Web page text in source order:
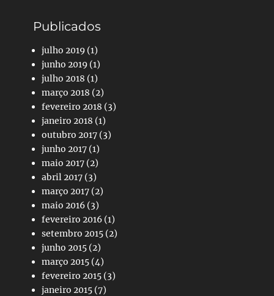
Publicados
julho 2019 (1)
junho 2019 (1)
julho 2018 (1)
março 2018 (2)
fevereiro 2018 (3)
janeiro 2018 (1)
outubro 2017 (3)
junho 2017 (1)
maio 2017 (2)
abril 2017 (3)
março 2017 (2)
maio 2016 (3)
fevereiro 2016 (1)
setembro 2015 (2)
junho 2015 (2)
março 2015 (4)
fevereiro 2015 (3)
janeiro 2015 (7)